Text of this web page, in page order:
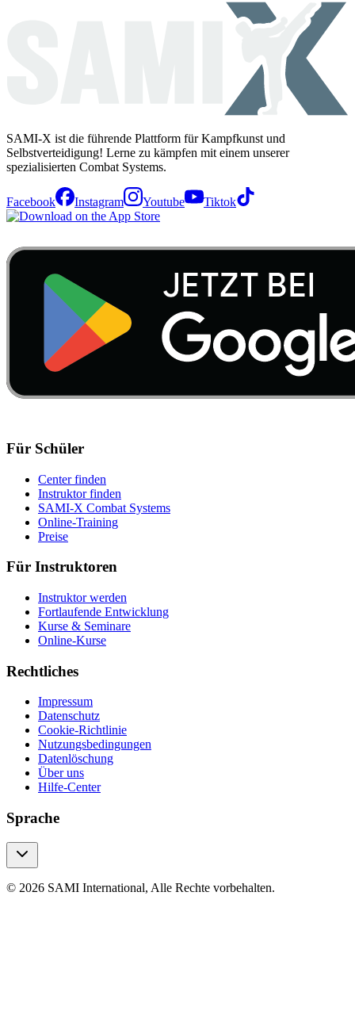
SAMI-X ist die führende Plattform für Kampfkunst und
Selbstverteidigung! Lerne zu kämpfen mit einem unserer
spezialisierten Combat Systems.
Facebook Instagram Youtube Tiktok
Für Schüler
Center finden
Instruktor finden
SAMI-X Combat Systems
Online-Training
Preise
Für Instruktoren
Instruktor werden
Fortlaufende Entwicklung
Kurse & Seminare
Online-Kurse
Rechtliches
Impressum
Datenschutz
Cookie-Richtlinie
Nutzungsbedingungen
Datenlöschung
Über uns
Hilfe-Center
Sprache
© 2026 SAMI International, Alle Rechte vorbehalten.